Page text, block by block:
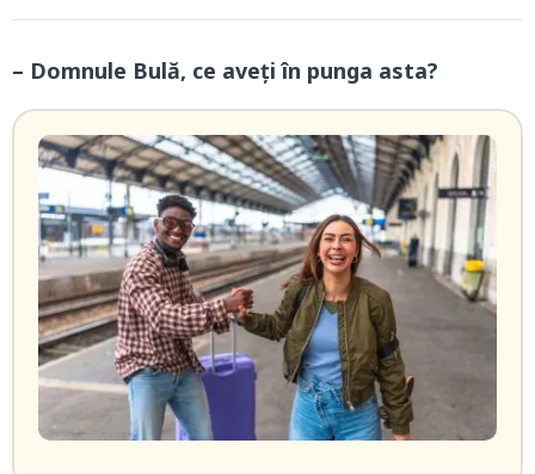
– Domnule Bulă, ce aveți în punga asta?